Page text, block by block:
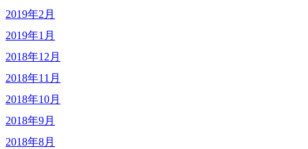
2019年2月
2019年1月
2018年12月
2018年11月
2018年10月
2018年9月
2018年8月